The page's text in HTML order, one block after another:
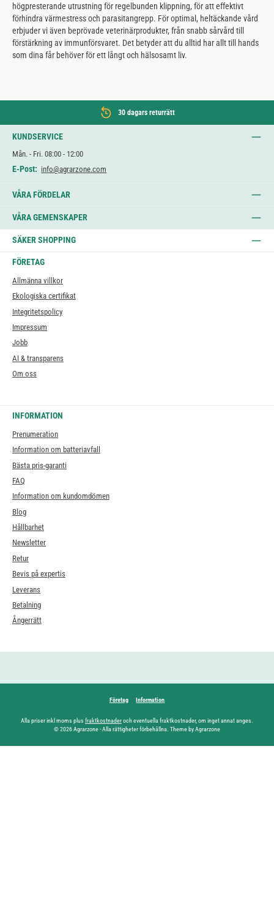
högpresterande utrustning för regelbunden klippning, för att effektivt
förhindra värmestress och parasitangrepp. För optimal, heltäckande vård
erbjuder vi även beprövade veterinärprodukter, från snabb sårvård till
förstärkning av immunförsvaret. Det betyder att du alltid har allt till hands
som dina får behöver för ett långt och hälsosamt liv.
30 dagars returrätt
KUNDSERVICE
Mån. - Fri. 08:00 - 12:00
E-Post: info@agrarzone.com
VÅRA FÖRDELAR
VÅRA GEMENSKAPER
SÄKER SHOPPING
FÖRETAG
Allmänna villkor
Ekologiska certifikat
Integritetspolicy
Impressum
Jobb
AI & transparens
Om oss
INFORMATION
Prenumeration
Information om batteriavfall
Bästa pris-garanti
FAQ
Information om kundomdömen
Blog
Hållbarhet
Newsletter
Retur
Bevis på expertis
Leverans
Betalning
Ångerrätt
Företag Information
Alla priser inkl moms plus fraktkostnaderoch eventuella fraktkostnader, om inget annat anges.
© 2026 Agrarzone - Alla rättigheter förbehållna. Theme by Agrarzone